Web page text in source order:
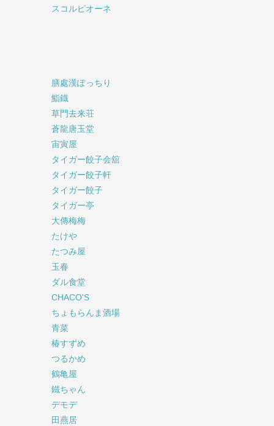
スコルピオーネ
膳處漢ぽっちり
鮨鐡
草門去来荘
蒼龍唐玉堂
宙寅屋
タイガー餃子会舘
タイガー餃子軒
タイガー餃子
タイガー亭
大傳梅梅
たけや
たつみ屋
玉春
ダル食堂
CHACO'S
ちょもらんま酒場
青菜
椿すずめ
つるかめ
鶴亀屋
鐵ちゃん
デモデ
田燕居